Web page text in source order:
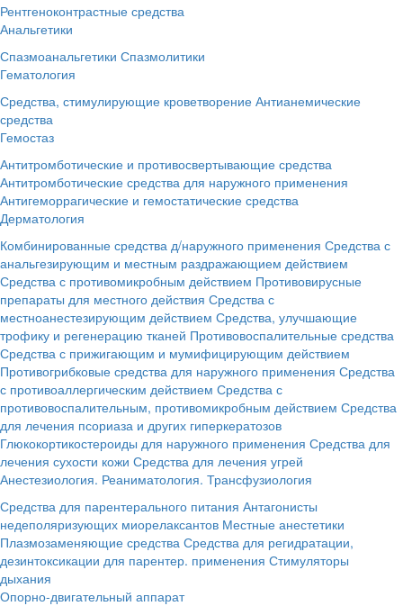
Рентгеноконтрастные средства
Анальгетики
Спазмоанальгетики Спазмолитики
Гематология
Средства, стимулирующие кроветворение Антианемические
средства
Гемостаз
Антитромботические и противосвертывающие средства
Антитромботические средства для наружного применения
Антигеморрагические и гемостатические средства
Дерматология
Комбинированные средства д/наружного применения Средства с
анальгезирующим и местным раздражающием действием
Средства с противомикробным действием Противовирусные
препараты для местного действия Средства с
местноанестезирующим действием Средства, улучшающие
трофику и регенерацию тканей Противовоспалительные средства
Средства с прижигающим и мумифицирующим действием
Противогрибковые средства для наружного применения Средства
с противоаллергическим действием Средства с
противовоспалительным, противомикробным действием Средства
для лечения псориаза и других гиперкератозов
Глюкокортикостероиды для наружного применения Средства для
лечения сухости кожи Средства для лечения угрей
Анестезиология. Реаниматология. Трансфузиология
Средства для парентерального питания Антагонисты
недеполяризующих миорелаксантов Местные анестетики
Плазмозаменяющие средства Средства для регидратации,
дезинтоксикации для парентер. применения Стимуляторы
дыхания
Опорно-двигательный аппарат